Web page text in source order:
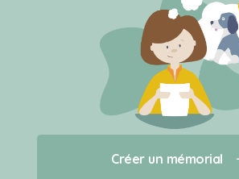
Créer un
Qui sommes-nous
Créer un mémorial